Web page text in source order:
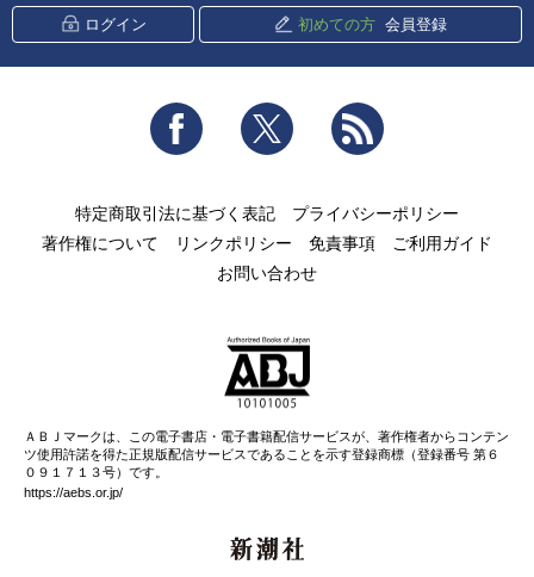
ログイン 初めての方 会員登録
Facebook Twitter
特定商取引法に基づく表記
プライバシーポリシー
著作権について
リンクポリシー 免責事項
ご利用ガイド
お問い合わせ
ＡＢＪマークは、この電子書店・電子書籍配信サービスが、著作権者からコンテン
ツ使用許諾を得た正規版配信サービスであることを示す登録商標（登録番号 第６
０９１７１３号）です。
https://aebs.or.jp/